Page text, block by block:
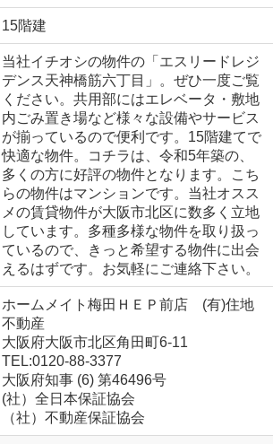
15階建
当社イチオシの物件の「エスリードレジ
デンス天神橋筋六丁目」。ぜひ一度ご覧
ください。共用部にはエレベータ・敷地
内ごみ置き場など様々な設備やサービス
が揃っているので便利です。15階建てで
快適な物件。コチラは、令和5年築の、
多くの方に好評の物件となります。こち
らの物件はマンションです。当社オスス
メの賃貸物件が大阪市北区に数多く立地
しています。多種多様な物件を取り扱っ
ているので、きっと希望する物件に出会
えるはずです。お気軽にご連絡下さい。
ホームメイト梅田ＨＥＰ前店 (有)住地
不動産
大阪府大阪市北区角田町6-11
TEL:0120-88-3377
大阪府知事 (6) 第46496号
(社）全日本保証協会
（社）不動産保証協会